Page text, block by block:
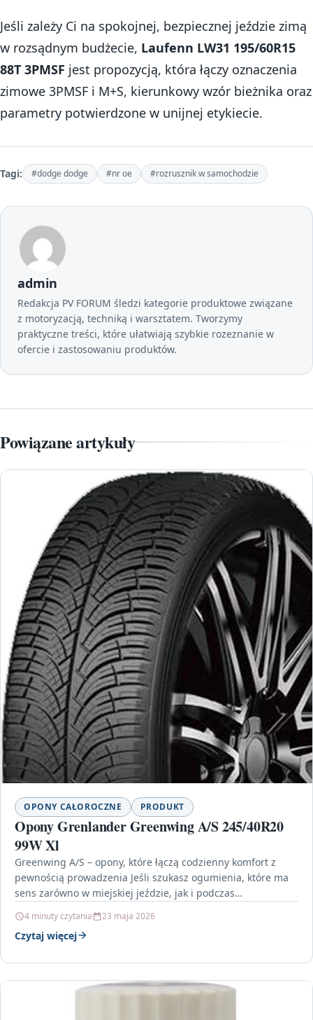
Jeśli zależy Ci na spokojnej, bezpiecznej jeździe zimą
w rozsądnym budżecie, Laufenn LW31 195/60R15
88T 3PMSF jest propozycją, która łączy oznaczenia
zimowe 3PMSF i M+S, kierunkowy wzór bieżnika oraz
parametry potwierdzone w unijnej etykiecie.
Tagi: #dodge dodge #nr oe #rozrusznik w samochodzie
admin
Redakcja PV FORUM śledzi kategorie produktowe związane
z motoryzacją, techniką i warsztatem. Tworzymy
praktyczne treści, które ułatwiają szybkie rozeznanie w
ofercie i zastosowaniu produktów.
Powiązane artykuły
OPONY CAŁOROCZNE PRODUKT
Opony Grenlander Greenwing A/S 245/40R20
99W Xl
Greenwing A/S – opony, które łączą codzienny komfort z
pewnością prowadzenia Jeśli szukasz ogumienia, które ma
sens zarówno w miejskiej jeździe, jak i podczas…
4 minuty czytania 23 maja 2026
Czytaj więcej